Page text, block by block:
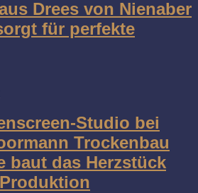
Drees von Nienaber
für perfekte
Studio bei
Trockenbau
baut das Herzstück